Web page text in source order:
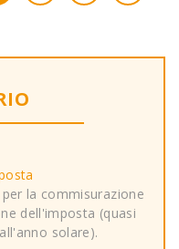
la commisurazione
dell'imposta (quasi
solare).